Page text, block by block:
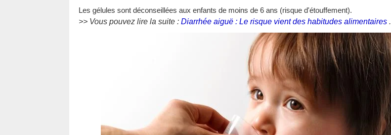
Les gélules sont déconseillées aux enfants de moins de 6 ans (risque d'étouffement).
>> Vous pouvez lire la suite : Diarrhée aiguë : Le risque vient des habitudes alimentaires.